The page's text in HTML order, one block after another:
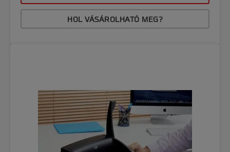
HOL VÁSÁROLHATÓ MEG?